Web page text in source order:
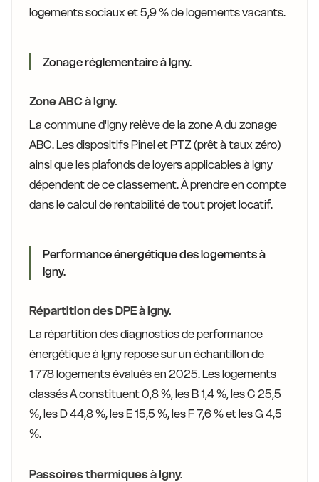
logements sociaux et 5,9 % de logements vacants.
Zonage réglementaire à Igny.
Zone ABC à Igny.
La commune d'Igny relève de la zone A du zonage
ABC. Les dispositifs Pinel et PTZ (prêt à taux zéro)
ainsi que les plafonds de loyers applicables à Igny
dépendent de ce classement. À prendre en compte
dans le calcul de rentabilité de tout projet locatif.
Performance énergétique des logements à
Igny.
Répartition des DPE à Igny.
La répartition des diagnostics de performance
énergétique à Igny repose sur un échantillon de
1 778 logements évalués en 2025. Les logements
classés A constituent 0,8 %, les B 1,4 %, les C 25,5
%, les D 44,8 %, les E 15,5 %, les F 7,6 % et les G 4,5
%.
Passoires thermiques à Igny.